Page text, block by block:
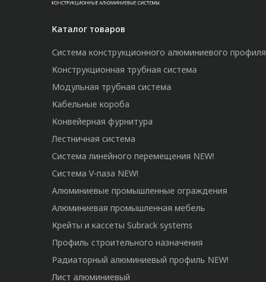
Каталог товаров
Система конструкционного алюминиевого профиля
Конструкционная трубная система
Модульная трубная система
Кабельные короба
Конвейерная фурнитура
Лестничная система
Система линейного перемещения NEW!
Система V-паза NEW!
Алюминиевые промышленные ограждения
Алюминиевая промышленная мебель
Крейты и кассеты Subrack systems
Профиль строительного назначения
Радиаторный алюминиевый профиль NEW!
Лист алюминиевый